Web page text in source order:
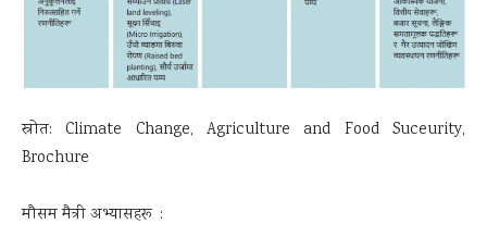
स्रोत: Climate Change, Agriculture and Food Suceurity,
Brochure
मौसम मैत्री अभ्यासहरू :